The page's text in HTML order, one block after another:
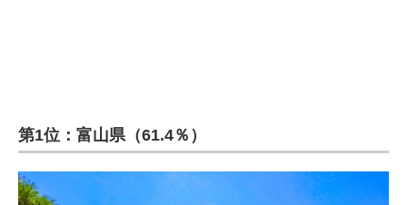
第1位：富山県（61.4％）